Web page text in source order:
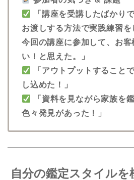
「講座を受講したばかり
お渡しする方法で実践練習を
今回の講座に参加して、お客
い！と思えた。」
「アウトプットすること
し込めた！」
「資料を見ながら家族を
色々発見があった！」
自分の鑑定スタイルを